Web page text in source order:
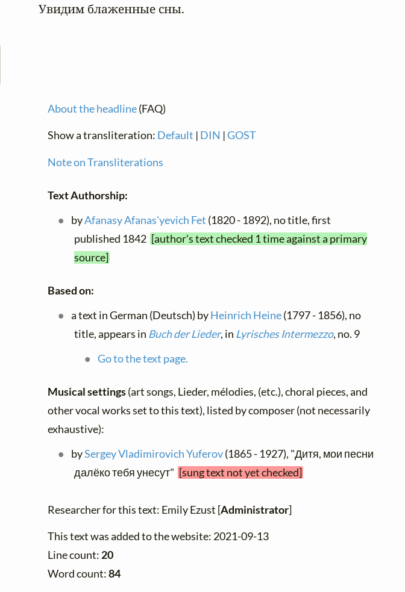
Увидим блаженные сны.
About the headline(FAQ)
Show a transliteration: Default | DIN |GOST
Note on Transliterations
Text Authorship:
byAfanasy Afanas'yevich Fet (1820 - 1892), no title, first
published 1842 [author's text checked 1 time against a primary
source]
Based on:
a text in German (Deutsch) byHeinrich Heine(1797 - 1856), no
title, appears in Buch der Lieder, in Lyrisches Intermezzo, no. 9
Go to the text page.
Musical settings(art songs, Lieder, mélodies, (etc.), choral pieces, and
other vocal works set to this text), listed by composer (not necessarily
exhaustive):
bySergey Vladimirovich Yuferov(1865 - 1927), "Дитя, мои песни
далёко тебя унесут" [sung text not yet checked]
Researcher for this text: Emily Ezust [Administrator]
This text was added to the website: 2021-09-13
Line count: 20
Word count:84